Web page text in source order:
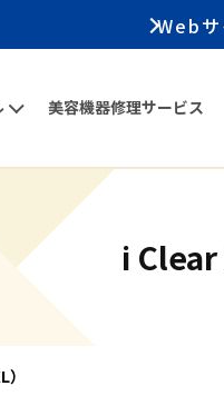
Web
美容機器修理サービス
i Clear